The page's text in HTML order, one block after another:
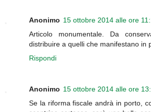
Anonimo 15 ottobre 2014 alle ore
Articolo monumentale. Da
distribuire a quelli che manifestano in
Rispondi
Anonimo 15 ottobre 2014 alle ore
Se la riforma fiscale andrà in porto,